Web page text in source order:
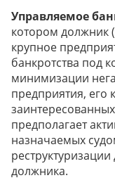
Управляемое
котором должник
крупное
банкротства под
минимизации
предприятия, его
предполагает
назначаемых
должника.